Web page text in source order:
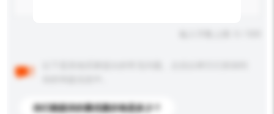
你们能提供的最优惠价格是多少？